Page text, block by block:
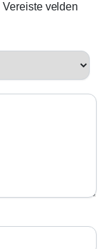
Vereiste velden